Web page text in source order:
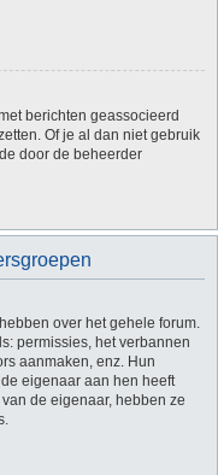
berichten geassocieerd
Of je al dan niet gebruik
door de beheerder
over het gehele forum.
permissies, het verbannen
aanmaken, enz. Hun
eigenaar aan hen heeft
de eigenaar, hebben ze